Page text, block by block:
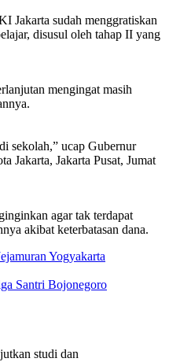
Jakarta sudah menggratiskan
disusul oleh tahap II yang
mengingat masih
sekolah,” ucap Gubernur
Jakarta, Jakarta Pusat, Jumat
agar tak terdapat
akibat keterbatasan dana.
Yogyakarta
Santri Bojonegoro
studi dan